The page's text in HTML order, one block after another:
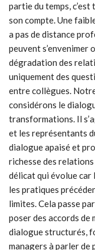
partie du temps,
son compte. Une
a pas de distance
peuvent s’envenimer
dégradation des
uniquement des
entre collègues.
considérons le
transformations. Il
et les représentants
dialogue apaisé et
richesse des relations
délicat qui évolue car
les pratiques
limites. Cela passe
poser des accords de
dialogue structurés,
managers à parler de